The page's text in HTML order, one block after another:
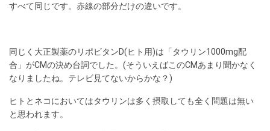
すべて同じです。赤線の部分だけの違いです。
同じく大正製薬のリポビタンD(ヒト用)は「タウリン1000mg配
合」がCMの決め台詞でした。(そういえばこのCMあまり聞かなく
なりましたね。テレビ見てないからかな？)
ヒトとネコにおいてはタウリンは多く摂取しても全く問題は無い
と思われます。